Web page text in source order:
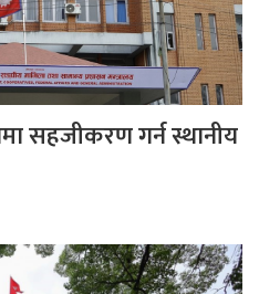
सहजीकरण गर्न स्थानीय